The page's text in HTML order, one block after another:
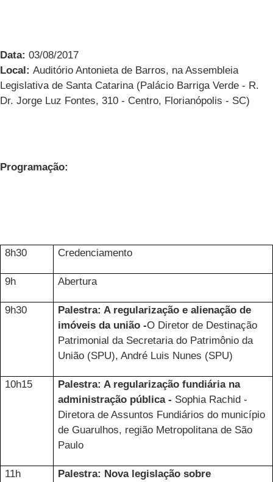
Data: 03/08/2017
Local: Auditório Antonieta de Barros, na Assembleia
Legislativa de Santa Catarina (Palácio Barriga Verde - R.
Dr. Jorge Luz Fontes, 310 - Centro, Florianópolis - SC)
Programação:
8h30 Credenciamento
9h Abertura
9h30
Palestra: A regularização e alienação de
imóveis da união -O Diretor de Destinação
Patrimonial da Secretaria do Patrimônio da
União (SPU), André Luis Nunes (SPU)
10h15
Palestra: A regularização fundiária na
administração pública - Sophia Rachid -
Diretora de Assuntos Fundiários do município
de Guarulhos, região Metropolitana de São
Paulo
11h
Palestra: Nova legislação sobre